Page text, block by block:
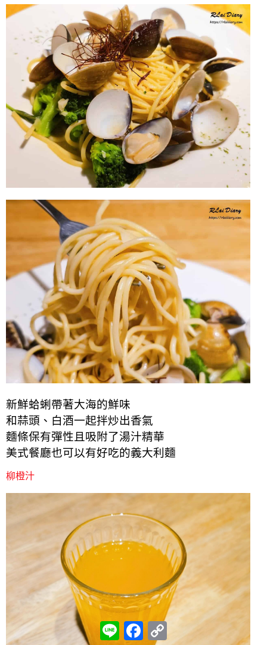
新鮮蛤蜊帶著大海的鮮味
和蒜頭、白酒一起拌炒出香氣
麵條保有彈性且吸附了湯汁精華
美式餐廳也可以有好吃的義大利麵
柳橙汁
L
F
o